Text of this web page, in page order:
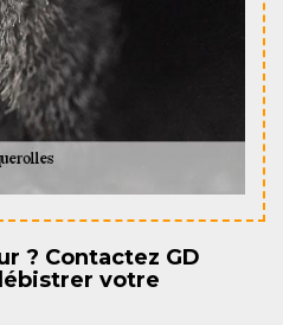
? Contactez GD
votre